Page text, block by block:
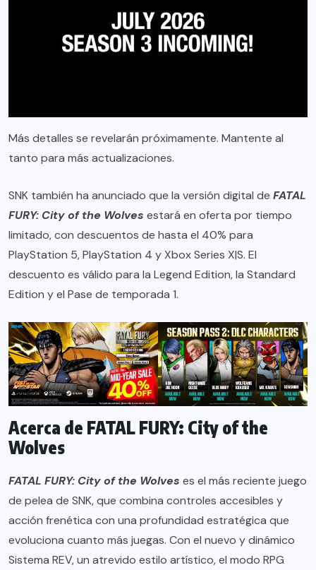
Más detalles se revelarán próximamente. Mantente al
tanto para más actualizaciones.
SNK también ha anunciado que la versión digital de FATAL
FURY: City of the Wolves estará en oferta por tiempo
limitado, con descuentos de hasta el 40% para
PlayStation 5, PlayStation 4 y Xbox Series X|S. El
descuento es válido para la Legend Edition, la Standard
Edition y el Pase de temporada 1.
Acerca de FATAL FURY: City of the
Wolves
FATAL FURY: City of the Wolves es el más reciente juego
de pelea de SNK, que combina controles accesibles y
acción frenética con una profundidad estratégica que
evoluciona cuanto más juegas. Con el nuevo y dinámico
Sistema REV, un atrevido estilo artístico, el modo RPG